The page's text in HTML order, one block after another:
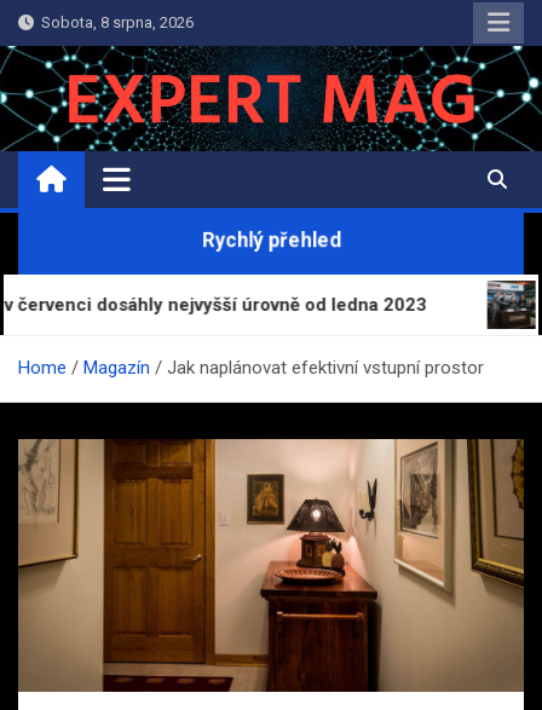
Skip
to
content
Sobota, 8 srpna, 2026
ExpertMag.cz
Magazín informací a zpravodajství
Rychlý přehled
nejvyšší úrovně od ledna 2023 Live Nation a
Home Magazín Jak naplánovat efektivní vstupní prostor